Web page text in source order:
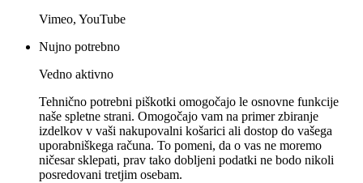
Vimeo, YouTube
Nujno potrebno
Vedno aktivno
Tehnično potrebni piškotki omogočajo le osnovne funkcije
naše spletne strani. Omogočajo vam na primer zbiranje
izdelkov v vaši nakupovalni košarici ali dostop do vašega
uporabniškega računa. To pomeni, da o vas ne moremo
ničesar sklepati, prav tako dobljeni podatki ne bodo nikoli
posredovani tretjim osebam.